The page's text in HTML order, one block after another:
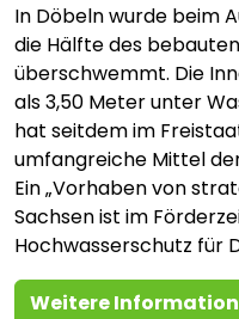
In Döbeln wurde beim
die Hälfte des
überschwemmt. Die
als 3,50 Meter unter
hat seitdem im
umfangreiche Mittel
Ein „Vorhaben von
Sachsen ist im
Hochwasserschutz für
Weitere